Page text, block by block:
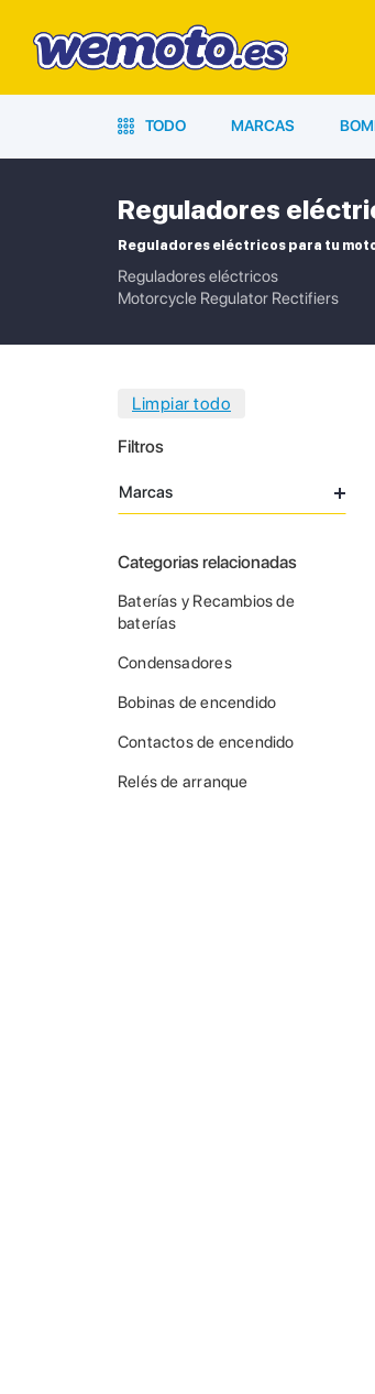
TODO MARCAS
Reguladores
Reguladores eléctricos para tu
Reguladores eléctricos
Motorcycle Regulator Rectifiers
Filtros
Marcas
Categorias relacionadas
Baterías y Recambios de
baterías
Condensadores
Bobinas de encendido
Contactos de encendido
Relés de arranque